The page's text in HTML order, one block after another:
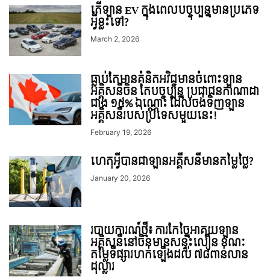
តើឡាន EV ក្នុងពេលបច្ចុប្បន្នមានប្រភេទ
អ្វីខ្លះទៅ?
March 2, 2026
ធ្លាប់តែមានគំនិតអវិជ្ជមានចំពោះឡាន
អគ្គិសនីចិន តែបច្ចុប្បន្ន ប្រជាជនកាណាដា
ជាង ១៥% ឯណ្ណោះ ដែលចង់ទិញឡាន
អគ្គិសនីរបស់ប្រទេសមួយនេះ!
February 19, 2026
ហេតុអ្វីបានជាឡានអគ្គីសនីមានតម្លៃថ្លៃ?
January 20, 2026
របាយការណ៍ថ្មី៖ ការកែច្នៃអាគុយឡាន
អគ្គិសនីនៅចិនមានសន្ទុះលឿន ខណៈ
តម្លៃទីផ្សារហក់ឡើងដល់ ៧៨ពាន់លាន
ដុល្លារ